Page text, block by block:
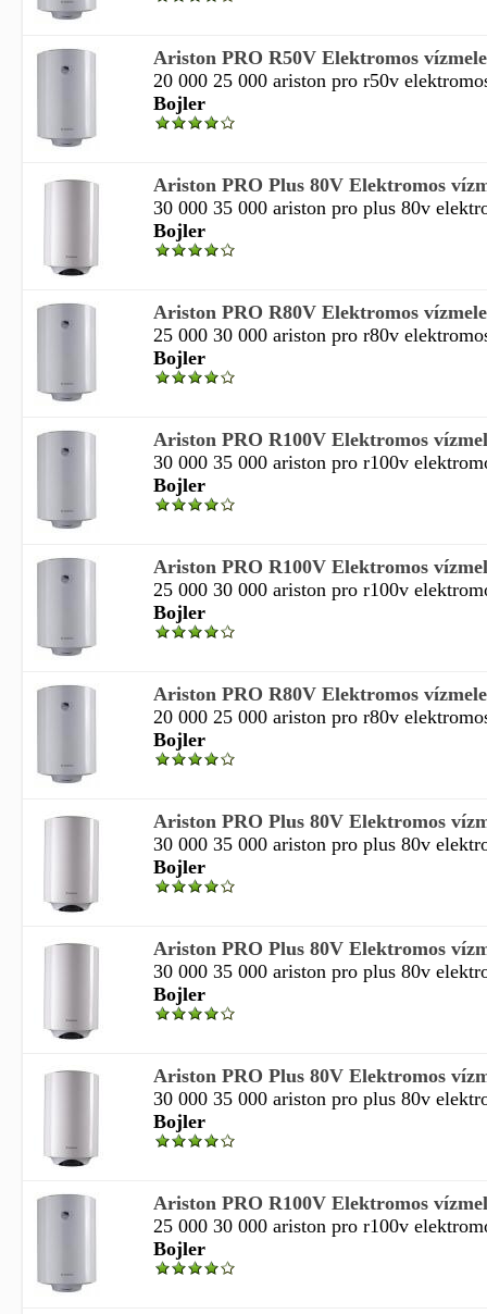
Ariston PRO R50V Elektromos
20 000 25 000 ariston pro r50v
Bojler
Ariston PRO Plus 80V Elektromos
30 000 35 000 ariston pro plus 80v
Bojler
Ariston PRO R80V Elektromos
25 000 30 000 ariston pro r80v
Bojler
Ariston PRO R100V Elektromos
30 000 35 000 ariston pro r100v
Bojler
Ariston PRO R100V Elektromos
25 000 30 000 ariston pro r100v
Bojler
Ariston PRO R80V Elektromos
20 000 25 000 ariston pro r80v
Bojler
Ariston PRO Plus 80V Elektromos
30 000 35 000 ariston pro plus 80v
Bojler
Ariston PRO Plus 80V Elektromos
30 000 35 000 ariston pro plus 80v
Bojler
Ariston PRO Plus 80V Elektromos
30 000 35 000 ariston pro plus 80v
Bojler
Ariston PRO R100V Elektromos
25 000 30 000 ariston pro r100v
Bojler